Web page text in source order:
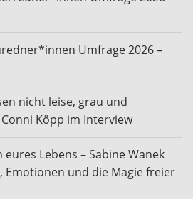
Umfrage 2026 –
nicht leise, grau und
Köpp im Interview
Lebens – Sabine Wanek
Emotionen und die Magie freier